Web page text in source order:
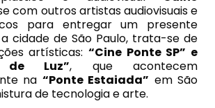
com outros artistas audiovisuais e
para entregar um presente
cidade de São Paulo, trata-se de
artísticas: “Cine Ponte SP” e
de Luz”, que acontecem
na “Ponte Estaiada” em São
de tecnologia e arte.